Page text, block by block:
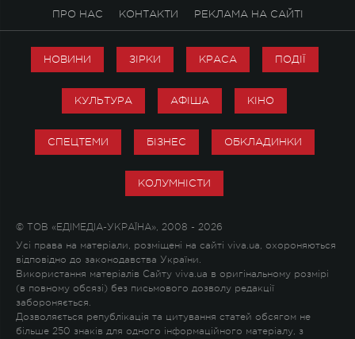
ПРО НАС КОНТАКТИ РЕКЛАМА НА САЙТІ
НОВИНИ ЗІРКИ КРАСА ПОДІЇ
КУЛЬТУРА АФІША КІНО
СПЕЦТЕМИ БІЗНЕС ОБКЛАДИНКИ
КОЛУМНІСТИ
© ТОВ «ЕДІМЕДІА-УКРАЇНА», 2008 - 2026
Усі права на матеріали, розміщені на сайті viva.ua, охороняються
відповідно до законодавства України.
Використання матеріалів Сайту viva.ua в оригінальному розмірі
(в повному обсязі) без письмового дозволу редакції
забороняється.
Дозволяється републікація та цитування статей обсягом не
більше 250 знаків для одного інформаційного матеріалу, з